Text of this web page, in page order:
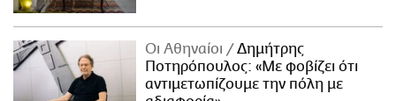
Οι Αθηναίοι
Δημήτρης
Ποτηρόπουλος: «Με φοβίζει ότι
αντιμετωπίζουμε την πόλη με